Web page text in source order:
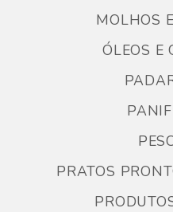
MOLHOS
ÓLEOS E
PRATOS